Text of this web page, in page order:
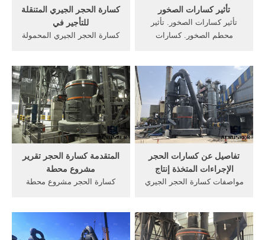
كسارة الحجر الجيري المتنقلة
للتأجير في
كسارة الحجر الجيري المحمولة
ماليزيا. متنقلة كسارة تصادمية
متنقلة, . Gvorphansorg مصر
حجر كسارات, كسارة
تأثير كسارات الصخور
تأثير كسارات الصخور. تأثير
محطم الصخور. كسارات
كسارة صخور الجبالUS 1,000,
jinma العلامة التجارية كسارة .
دردشة مجانية. الحصول على
الاقتباس
المتقدمة كسارة الحجر تقرير
مشروع محطة
كسارة الحجر مشروع محطة
مشروع محطة, مركز الفن, إن
نسبة المساكن المبنية من
تفاصيل عن كسارات الحجر
الإجراءات المتخذة إنتاج
مواصفات كسارة الحجر الجيري
الإجراءات المتخذة مواصفات
الكسارة المحورية . دردشة